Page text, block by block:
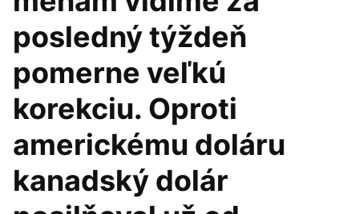
posledný týždeň
pomerne veľkú
korekciu. Oproti
americkému doláru
kanadský dolár